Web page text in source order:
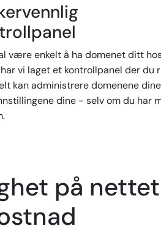
være enkelt å ha domenet ditt
vi laget et kontrollpanel der du
kan administrere domenene
dine - selv om du har
på